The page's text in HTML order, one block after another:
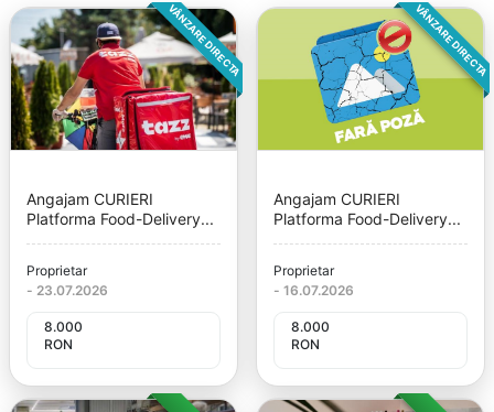
VÂNZARE DIRECTA
Angajam CURIERI
Platforma Food-Delivery...
Proprietar
- 23.07.2026
8.000
RON
VÂNZARE DIRECTA
Angajam CURIERI
Platforma Food-Delivery...
Proprietar
- 16.07.2026
8.000
RON